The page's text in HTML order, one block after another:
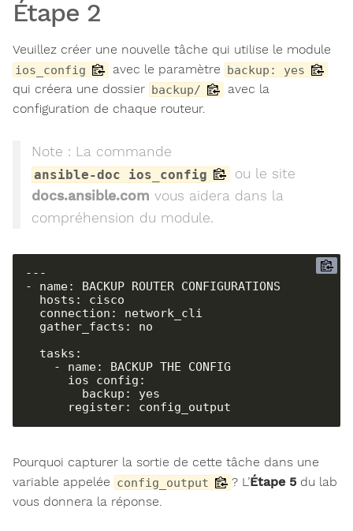
Étape 2
Veuillez créer une nouvelle tâche qui utilise le module
ios_config avec le paramètre backup: yes
qui créera une dossier backup/
avec la
configuration de chaque routeur.
Note : La commande
ansible-doc ios_config
ou le site
docs.ansible.com vous aidera dans la
compréhension du module.
---
- name: BACKUP ROUTER CONFIGURATIONS
      register: config_output
Pourquoi capturer la sortie de cette tâche dans une
variable appelée config_output ? L’Étape 5 du lab
vous donnera la réponse.